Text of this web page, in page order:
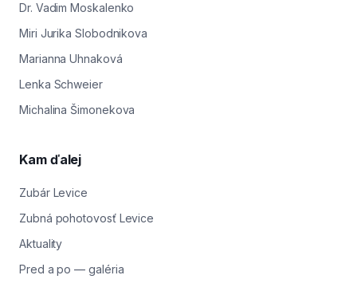
Dr. Vadim Moskalenko
Miri Jurika Slobodnikova
Marianna Uhnaková
Lenka Schweier
Michalina Šimonekova
Kam ďalej
Zubár Levice
Zubná pohotovosť Levice
Aktuality
Pred a po — galéria